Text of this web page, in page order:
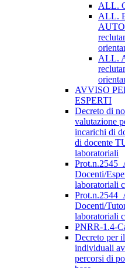
ALL.
ALL.
ALL.
AVVISO
ESPERTI
Decreto di
valutazione
incarichi di
di docente
laboratoriali
Docenti/
laboratoriali
Docenti/
laboratoriali
PNRR-1.4-
Decreto per
individuali
percorsi di